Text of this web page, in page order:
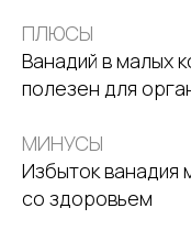
ПЛЮСЫ
Ванадий в малых
полезен для
МИНУСЫ
Избыток ванадия
со здоровьем